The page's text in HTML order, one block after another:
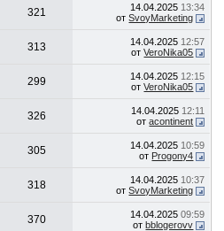
321 14.04.2025 13:34
отSvoyMarketing
313 14.04.2025 12:57
отVeroNika05
299 14.04.2025 12:15
отVeroNika05
326 14.04.2025 12:11
отacontinent
305 14.04.2025 10:59
от Progony4
318 14.04.2025 10:37
отSvoyMarketing
370 14.04.202509:59
отbblogerovv